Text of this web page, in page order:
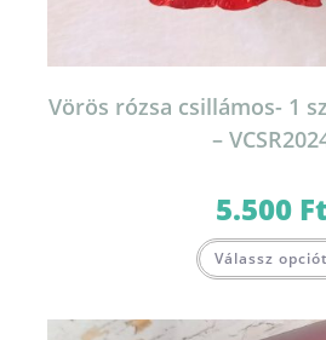
Vörös rózsa csillámos- 1
–
5.500
Válassz opciót